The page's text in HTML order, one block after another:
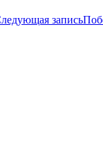
запись